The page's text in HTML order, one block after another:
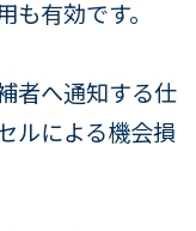
有効です。
者へ通知する仕
ルによる機会損